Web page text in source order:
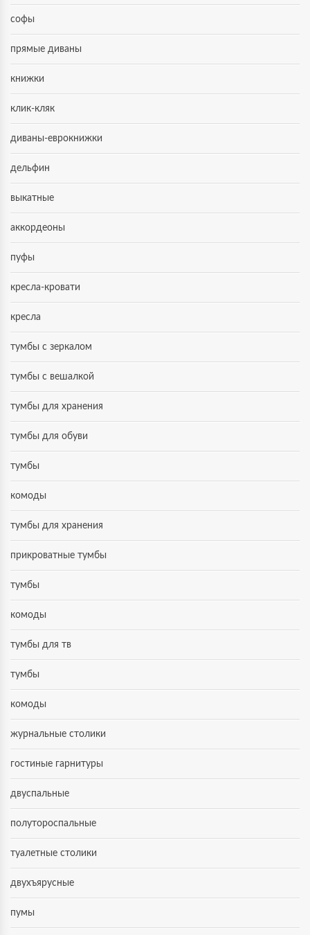
софы
прямые диваны
книжки
клик-кляк
диваны-еврокнижки
дельфин
выкатные
аккордеоны
пуфы
кресла-кровати
кресла
тумбы с зеркалом
тумбы с вешалкой
тумбы для хранения
тумбы для обуви
тумбы
комоды
тумбы для хранения
прикроватные тумбы
тумбы
комоды
тумбы для тв
тумбы
комоды
журнальные столики
гостиные гарнитуры
двуспальные
полутороспальные
туалетные столики
двухъярусные
пумы